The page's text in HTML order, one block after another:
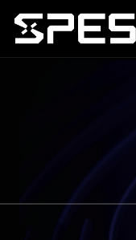
解决方案